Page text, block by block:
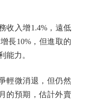
入增1.4%，遠低
長10%，但進取的
能力。
微消退，但仍然
的預期，估計外賣